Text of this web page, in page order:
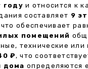
году и относится к
составляет 9
что обеспечивает
помещений
технические
₽, что
дома определяются